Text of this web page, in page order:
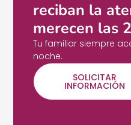
reciban la
merecen las
Tu familiar siempre
noche.
SOLICITAR
INFORMACIÓN